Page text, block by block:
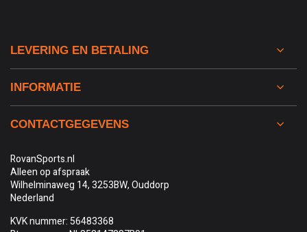
LEVERING EN BETALING
INFORMATIE
CONTACTGEGEVENS
RovanSports.nl
Alleen op afspraak
Wilhelminaweg 14, 3253BW, Ouddorp
Nederland
KVK nummer: 56483368